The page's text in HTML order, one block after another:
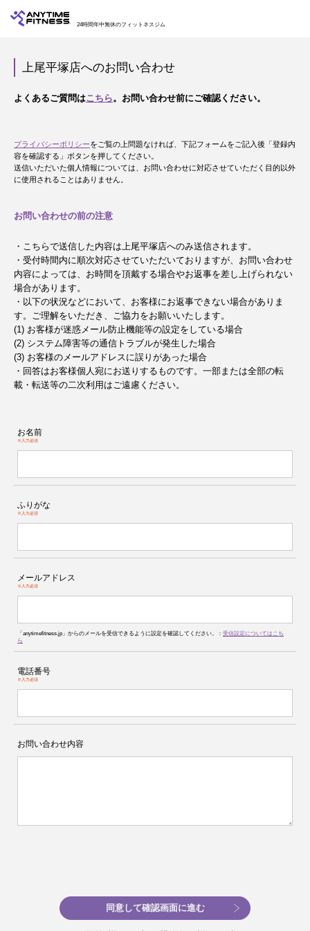
24時間年中無休のフィットネスジム
上尾平塚店へのお問い合わせ
よくあるご質問はこちら。お問い合わせ前にご確認ください。
プライバシーポリシーをご覧の上問題なければ、下記フォームをご記入後「登録内
容を確認する」ボタンを押してください。
送信いただいた個人情報については、お問い合わせに対応させていただく目的以外
に使用されることはありません。
お問い合わせの前の注意
・こちらで送信した内容は上尾平塚店へのみ送信されます。
・受付時間内に順次対応させていただいておりますが、お問い合わせ
内容によっては、お時間を頂戴する場合やお返事を差し上げられない
場合があります。
・以下の状況などにおいて、お客様にお返事できない場合がありま
す。ご理解をいただき、ご協力をお願いいたします。
(1) お客様が迷惑メール防止機能等の設定をしている場合
(2) システム障害等の通信トラブルが発生した場合
(3) お客様のメールアドレスに誤りがあった場合
・回答はお客様個人宛にお送りするものです。一部または全部の転
載・転送等の二次利用はご遠慮ください。
お名前
※入力必須
ふりがな
※入力必須
メールアドレス
※入力必須
「anytimefitness.jp」からのメールを受信できるように設定を確認してください。： 受信設定についてはこち
ら
電話番号
※入力必須
お問い合わせ内容